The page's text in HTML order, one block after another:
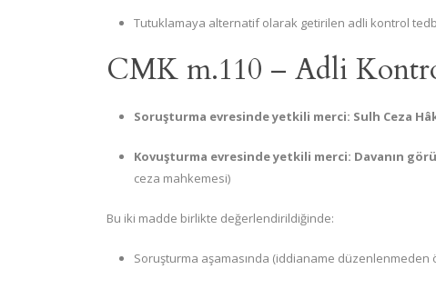
Tutuklamaya alternatif olarak getirilen adli kontrol
CMK m.110 – Adli
Soruşturma evresinde yetkili merci: Sulh Ceza
Kovuşturma evresinde yetkili merci: Davanın
ceza mahkemesi)
Bu iki madde birlikte değerlendirildiğinde:
Soruşturma aşamasında (iddianame düzenlenmeden